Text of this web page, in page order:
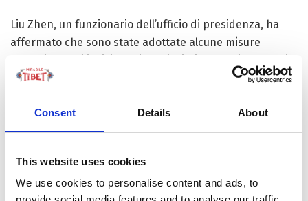
Consent Details About
This website uses cookies
We use cookies to personalise content and ads, to
Liu Zhen, un funzionario dell’ufficio di presidenza, ha
affermato che sono state adottate alcune misure
risarcimento agli agricoltori che restituiscono terreni da
riforestare, al fine di proteggere la flora e la fauna.
migliorato, determinando un aumento del numero di
alcune specie medie e grandi di mammiferi negli ultimi